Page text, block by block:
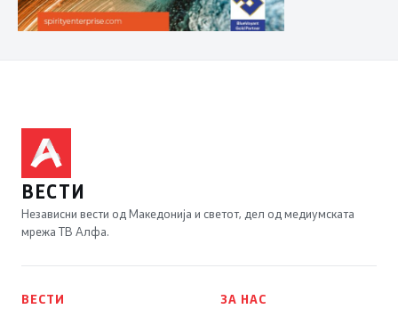
ВЕСТИ
Независни вести од Македонија и светот, дел од медиумската
мрежа ТВ Алфа.
ВЕСТИ
ЗА НАС